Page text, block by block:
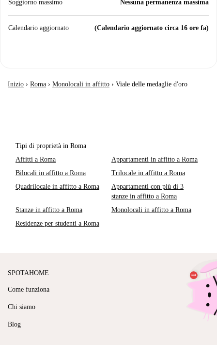
Soggiorno massimo Nessuna permanenza massima
Calendario aggiornato (Calendario aggiornato circa 16 ore fa)
Inizio › Roma › Monolocali in affitto › Viale delle medaglie d'oro
Tipi di proprietà in Roma
Affitti a Roma
Appartamenti in affitto a Roma
Bilocali in affitto a Roma
Trilocale in affitto a Roma
Quadrilocale in affitto a Roma
Appartamenti con più di 3
stanze in affitto a Roma
Stanze in affitto a Roma
Monolocali in affitto a Roma
Residenze per studenti a Roma
SPOTAHOME
Come funziona
Chi siamo
Blog